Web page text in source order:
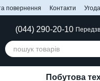
повернення Контакти
(044) 290-20-10
Побутова